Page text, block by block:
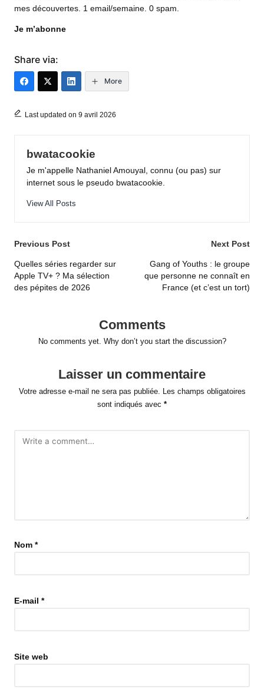
mes découvertes. 1 email/semaine. 0 spam.
Je m’abonne
Share via:
More
Last updated on 9 avril 2026
bwatacookie
Je m'appelle Nathaniel Amouyal, connu (ou pas) sur
internet sous le pseudo bwatacookie.
View All Posts
Post
navigation
Previous Post
Quelles séries regarder sur
Apple TV+ ? Ma sélection
des pépites de 2026
Next Post
Gang of Youths : le groupe
que personne ne connaît en
France (et c’est un tort)
Comments
No comments yet. Why don’t you start the discussion?
Laisser un commentaire
Votre adresse e-mail ne sera pas publiée. Les champs obligatoires
sont indiqués avec *
Nom *
E-mail *
Site web